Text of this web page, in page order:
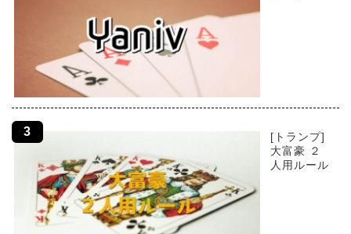
[トランプ]
大富豪 ２
人用ルール